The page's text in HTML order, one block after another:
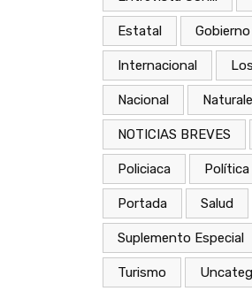
Estatal
Internacional
Nacional
NOTICIAS BREVES
Policiaca Política
Portada Salud
Suplemento Especial
Turismo